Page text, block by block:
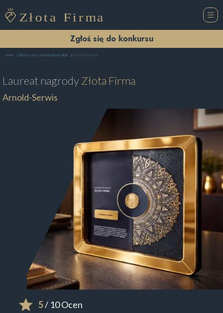
Zgłoś się do konkursu
Home Blacharstwo samochodowe Lublin Arnold-Serwis
Laureat nagrodyZłota Firma
Arnold-Serwis
5/ 10 Ocen